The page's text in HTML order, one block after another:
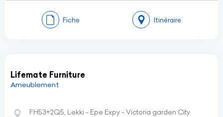
Fiche Itinéraire
Lifemate Furniture
Ameublement
FH53+2Q5, Lekki - Epe Expy - Victoria garden City